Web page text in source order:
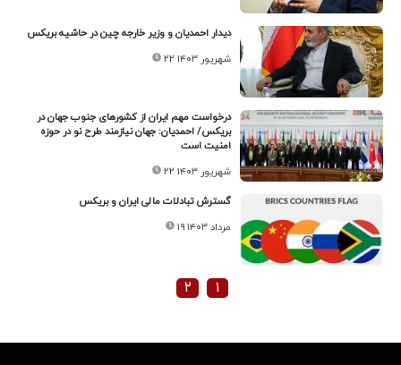
دیدار احمدیان و وزیر خارجه چین در حاشیه بریکس
۲۲ شهریور ۱۴۰۳
درخواست مهم ایران از کشورهای جنوب جهان در
بریکس/ احمدیان: جهان نیازمند طرح نو در حوزه
امنیت است
۲۲ شهریور ۱۴۰۳
گسترش تبادلات مالی ایران و بریکس
۱۹ مرداد ۱۴۰۳
۱ ۲